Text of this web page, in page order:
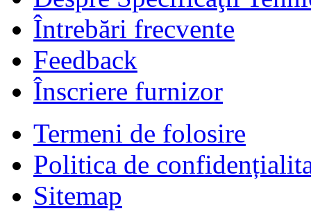
Întrebări frecvente
Feedback
Înscriere furnizor
Termeni de folosire
Politica de
Sitemap